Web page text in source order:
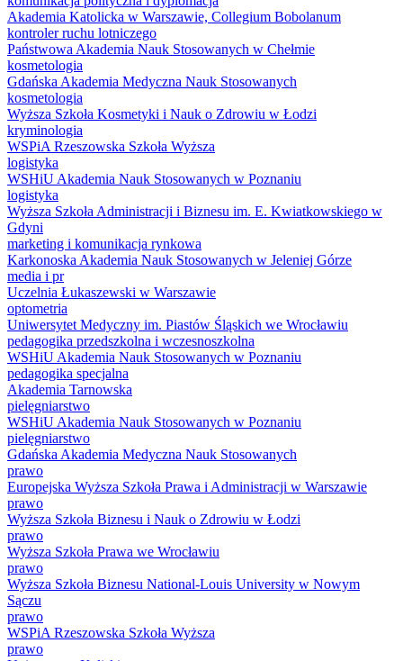
Akademia Katolicka w Warszawie, Collegium Bobolanum
kontroler ruchu lotniczego
Państwowa Akademia Nauk Stosowanych w Chełmie
kosmetologia
Gdańska Akademia Medyczna Nauk Stosowanych
kosmetologia
Wyższa Szkoła Kosmetyki i Nauk o Zdrowiu w Łodzi
kryminologia
WSPiA Rzeszowska Szkoła Wyższa
logistyka
WSHiU Akademia Nauk Stosowanych w Poznaniu
logistyka
Wyższa Szkoła Administracji i Biznesu im. E. Kwiatkowskiego w
Gdyni
marketing i komunikacja rynkowa
Karkonoska Akademia Nauk Stosowanych w Jeleniej Górze
media i pr
Uczelnia Łukaszewski w Warszawie
optometria
Uniwersytet Medyczny im. Piastów Śląskich we Wrocławiu
pedagogika przedszkolna i wczesnoszkolna
WSHiU Akademia Nauk Stosowanych w Poznaniu
pedagogika specjalna
Akademia Tarnowska
pielęgniarstwo
WSHiU Akademia Nauk Stosowanych w Poznaniu
pielęgniarstwo
Gdańska Akademia Medyczna Nauk Stosowanych
prawo
Europejska Wyższa Szkoła Prawa i Administracji w Warszawie
prawo
Wyższa Szkoła Biznesu i Nauk o Zdrowiu w Łodzi
prawo
Wyższa Szkoła Prawa we Wrocławiu
prawo
Wyższa Szkoła Biznesu National-Louis University w Nowym
Sączu
prawo
WSPiA Rzeszowska Szkoła Wyższa
prawo